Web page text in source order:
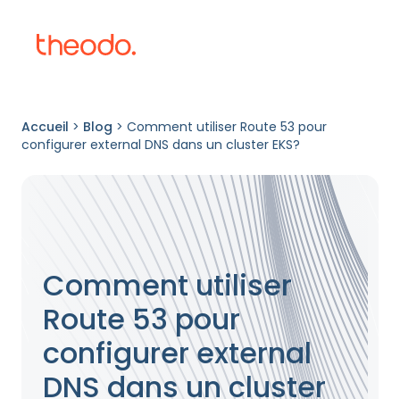
Accueil > Blog > Comment utiliser Route 53 pour
configurer external DNS dans un cluster EKS?
Comment utiliser
Route 53 pour
configurer external
DNS dans un cluster